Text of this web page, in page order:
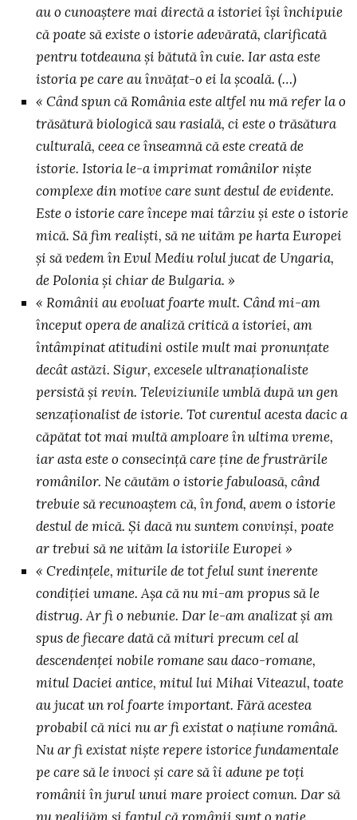
au o cunoaștere mai directă a istoriei își închipuie
că poate să existe o istorie adevărată, clarificată
pentru totdeauna și bătută în cuie. Iar asta este
istoria pe care au învățat-o ei la școală. (…)
« Când spun că România este altfel nu mă refer la o
trăsătură biologică sau rasială, ci este o trăsătura
culturală, ceea ce înseamnă că este creată de
istorie. Istoria le-a imprimat românilor niște
complexe din motive care sunt destul de evidente.
Este o istorie care începe mai târziu și este o istorie
mică. Să fim realiști, să ne uităm pe harta Europei
și să vedem în Evul Mediu rolul jucat de Ungaria,
de Polonia și chiar de Bulgaria. »
« Românii au evoluat foarte mult. Când mi-am
început opera de analiză critică a istoriei, am
întâmpinat atitudini ostile mult mai pronunțate
decât astăzi. Sigur, excesele ultranaționaliste
persistă și revin. Televiziunile umblă după un gen
senzaționalist de istorie. Tot curentul acesta dacic a
căpătat tot mai multă amploare în ultima vreme,
iar asta este o consecință care ține de frustrările
românilor. Ne căutăm o istorie fabuloasă, când
trebuie să recunoaștem că, în fond, avem o istorie
destul de mică. Și dacă nu suntem convinși, poate
ar trebui să ne uităm la istoriile Europei »
« Credințele, miturile de tot felul sunt inerente
condiției umane. Așa că nu mi-am propus să le
distrug. Ar fi o nebunie. Dar le-am analizat și am
spus de fiecare dată că mituri precum cel al
descendenței nobile romane sau daco-romane,
mitul Daciei antice, mitul lui Mihai Viteazul, toate
au jucat un rol foarte important. Fără acestea
probabil că nici nu ar fi existat o națiune română.
Nu ar fi existat niște repere istorice fundamentale
pe care să le invoci și care să îi adune pe toți
românii în jurul unui mare proiect comun. Dar să